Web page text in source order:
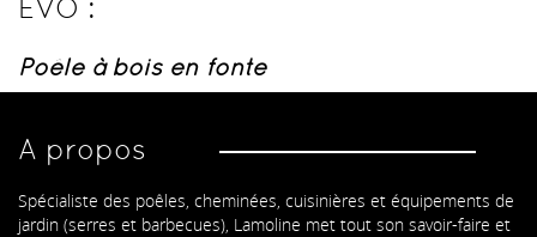
EVO :
Poêle à bois en fonte
A propos
Spécialiste des poêles, cheminées, cuisinières et équipements de
jardin (serres et barbecues), Lamoline met tout son savoir-faire et